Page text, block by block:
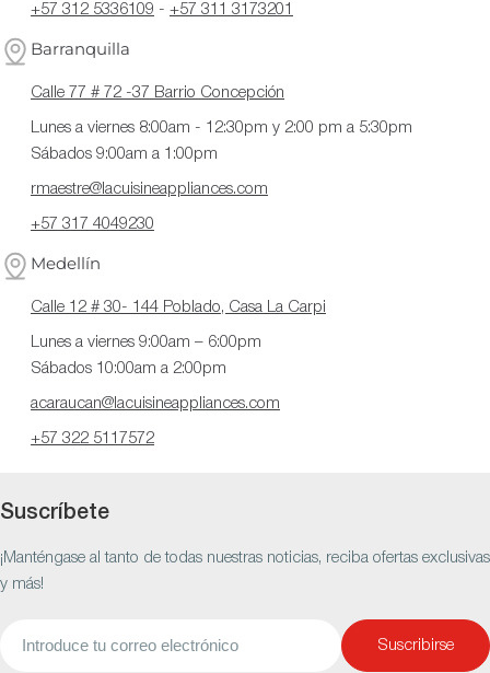
+57 312 5336109 - +57 311 3173201
Barranquilla
Calle 77 # 72 -37 Barrio Concepción
Lunes a viernes 8:00am - 12:30pm y 2:00 pm a 5:30pm
Sábados 9:00am a 1:00pm
rmaestre@lacuisineappliances.com
+57 317 4049230
Medellín
Calle 12 # 30- 144 Poblado, Casa La Carpi
Lunes a viernes 9:00am – 6:00pm
Sábados 10:00am a 2:00pm
acaraucan@lacuisineappliances.com
+57 322 5117572
Suscríbete
¡Manténgase al tanto de todas nuestras noticias, reciba ofertas exclusivas
y más!
Suscribirse